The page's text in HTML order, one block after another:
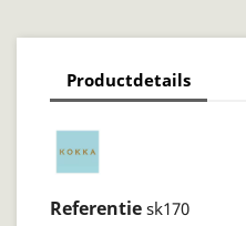
Productdetails
Referentie sk170